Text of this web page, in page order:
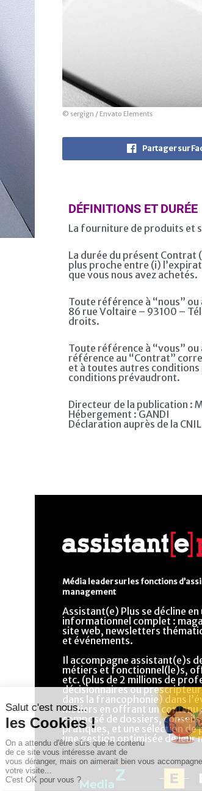
© sergign / Envato Elements
Partager sur
DÉFINITIONS ET DURÉE
La fourniture de produits et
La durée du présent Contrat
plus proche entre (i)
que vous nous avez achetés.
Toute référence à “nous”
86 rue Voltaire – 93100 –
droits.
Toute référence à “vous”
référence au “Contrat”
et à toutes autres conditions
conditions prévaudront.
Directeur de la publication :
Hébergement : GANDI
Déclaration auprès de la
Média leader sur les fonctions
management
Assistant(e) Plus se décline
informationnel complet :
site web, newsletters
et événements.
Il accompagne assistant(e)s
métiers et fonctionnel(le)s,
etc. (plus de 2 millions de
décisionnaires ou
dans la francophonie) dans
métiers en offrant un contenu
composé de dossiers,
pratiques, et une sélection de
une gestion optimisée de leur